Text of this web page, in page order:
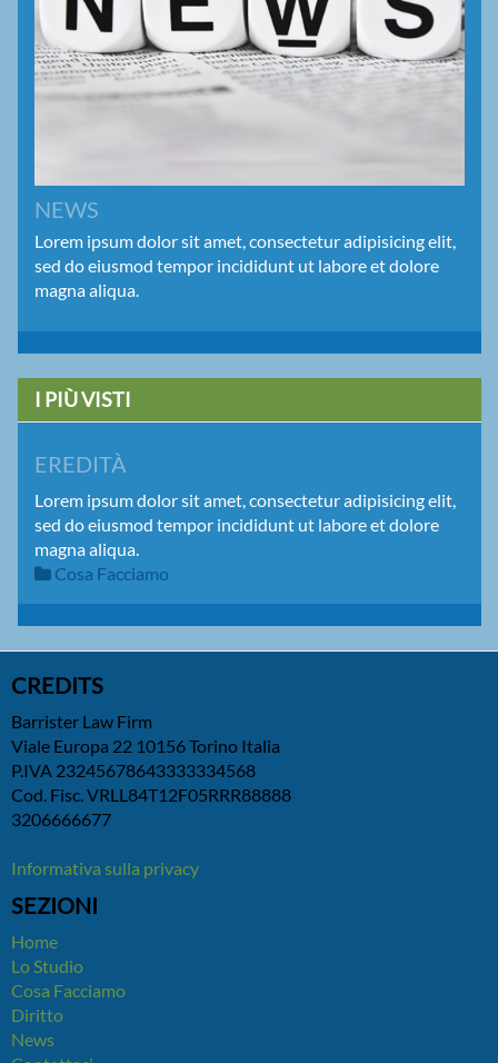
NEWS
Lorem ipsum dolor sit amet, consectetur adipisicing elit,
sed do eiusmod tempor incididunt ut labore et dolore
magna aliqua.
I PIÙ VISTI
EREDITÀ
Lorem ipsum dolor sit amet, consectetur adipisicing elit,
sed do eiusmod tempor incididunt ut labore et dolore
magna aliqua.
Cosa Facciamo
CREDITS
Barrister Law Firm
Viale Europa 22 10156 Torino Italia
P.IVA 23245678643333334568
Cod. Fisc. VRLL84T12F05RRR88888
3206666677
Informativa sulla privacy
SEZIONI
Home
Lo Studio
Cosa Facciamo
Diritto
News